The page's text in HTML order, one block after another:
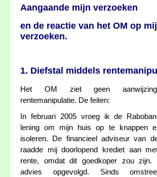
Aangaande mijn verzoeken
en de reactie van het OM op
verzoeken.
1. Diefstal middels
Het OM ziet geen
rentemanipulatie. De feiten:
In februari 2005 vroeg ik de
lening om mijn huis op te knappen
isoleren. De financieel adviseur van
raadde mij doorlopend krediet aan
rente, omdat dit goedkoper zou
advies opgevolgd. Sinds